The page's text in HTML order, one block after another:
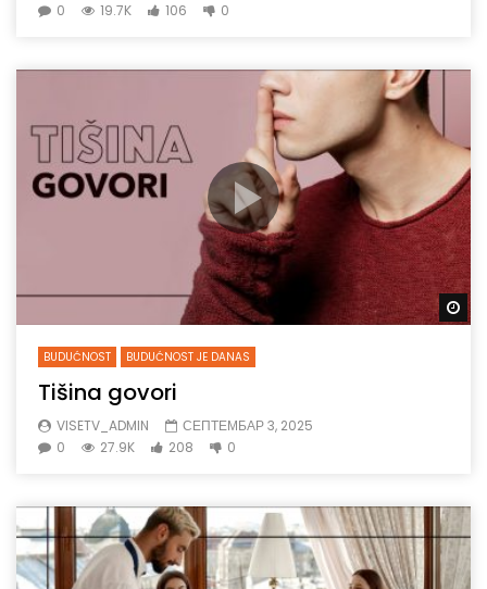
0
19.7K 106 0
BUDUĆNOST BUDUĆNOST JE DANAS
Tišina govori
VISETV_ADMIN
СЕПТЕМБАР 3, 2025
0
27.9K 208 0